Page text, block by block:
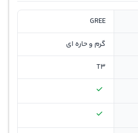
GREE
گرم و حاره ای
T3